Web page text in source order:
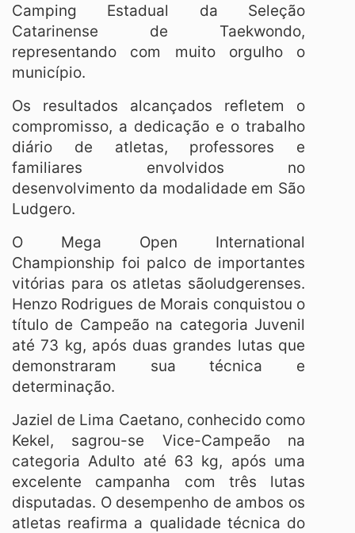
Camping Estadual da Seleção
Catarinense de Taekwondo,
representando com muito orgulho o
município.
Os resultados alcançados refletem o
compromisso, a dedicação e o trabalho
diário de atletas, professores e
familiares envolvidos no
desenvolvimento da modalidade em São
Ludgero.
O Mega Open International
Championship foi palco de importantes
vitórias para os atletas sãoludgerenses.
Henzo Rodrigues de Morais conquistou o
título de Campeão na categoria Juvenil
até 73 kg, após duas grandes lutas que
demonstraram sua técnica e
determinação.
Jaziel de Lima Caetano, conhecido como
Kekel, sagrou-se Vice-Campeão na
categoria Adulto até 63 kg, após uma
excelente campanha com três lutas
disputadas. O desempenho de ambos os
atletas reafirma a qualidade técnica do